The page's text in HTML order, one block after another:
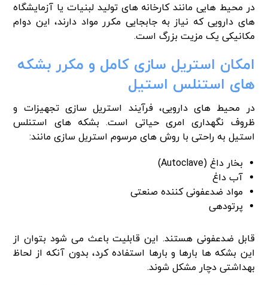
در محیط هایی مانند کارخانه های تولید لبنیات یا آزمایشگاه
های دارویی که نیاز به جابجایی مکرر مواد دارند، این دوام
مکانیکی یک مزیت بزرگ است.
امکان استریل سازی کامل و مکرر بشکه
های استنلس استیل
در محیط های دارویی، فرآیند استریل سازی تجهیزات و
ظروف نگهداری امری حیاتی است. بشکه های استنلس
استیل به راحتی با روش های مرسوم استریل سازی مانند:
بخار داغ (Autoclave)
آب داغ
مواد ضدعفونی کننده صنعتی
پرتودهی
قابل ضدعفونی هستند. این قابلیت باعث می شود بتوان از
این بشکه ها بارها و بارها استفاده کرد، بدون آنکه از لحاظ
بهداشتی دچار مشکل شوند.